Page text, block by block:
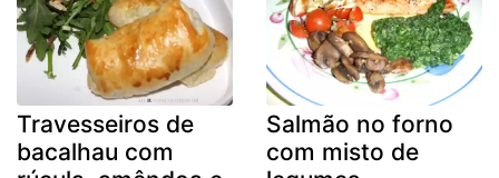
Travesseiros de
bacalhau com
Salmão no forno
com misto de